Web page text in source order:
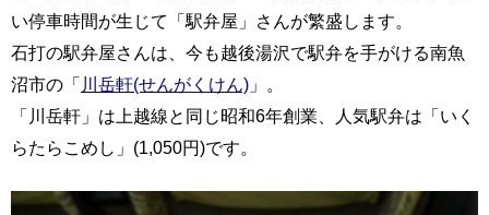
い停車時間が生じて「駅弁屋」さんが繁盛します。
石打の駅弁屋さんは、今も越後湯沢で駅弁を手がける南魚
沼市の「 川岳軒(せんがくけん) 」。
「川岳軒」は上越線と同じ昭和6年創業、人気駅弁は「いく
らたらこめし」(1,050円)です。